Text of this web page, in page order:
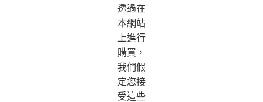
透過在
本網站
上進行
購買，
我們假
定您接
受這些